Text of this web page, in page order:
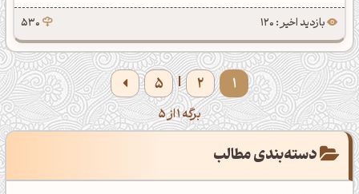
بازدید اخیر : 120 530
1
2
|
5
برگه 1 از 5
دسته‌بندی مطالب